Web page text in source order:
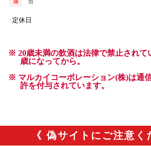
《 偽サイトにご注意く